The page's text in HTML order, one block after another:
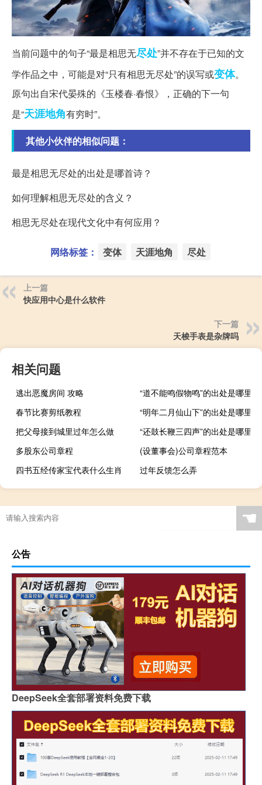
当前问题中的句子“最是相思无尽处”并不存在于已知的文
学作品之中，可能是对“只有相思无尽处”的误写或变体。
原句出自宋代晏殊的《玉楼春·春恨》，正确的下一句
是“天涯地角有穷时”。
其他小伙伴的相似问题：
最是相思无尽处的出处是哪首诗？
如何理解相思无尽处的含义？
相思无尽处在现代文化中有何应用？
网络标签： 变体 天涯地角 尽处
上一篇
快应用中心是什么软件
下一篇
天梭手表是杂牌吗
相关问题
逃出恶魔房间 攻略
“道不能鸣假物鸣”的出处是哪里
春节比赛剪纸教程
“明年二月仙山下”的出处是哪里
把父母接到城里过年怎么做
“还鼓长鞭三四声”的出处是哪里
多股东公司章程
(设董事会)公司章程范本
四书五经传家宝代表什么生肖
过年反馈怎么弄
☚
公告
DeepSeek全套部署资料免费下载